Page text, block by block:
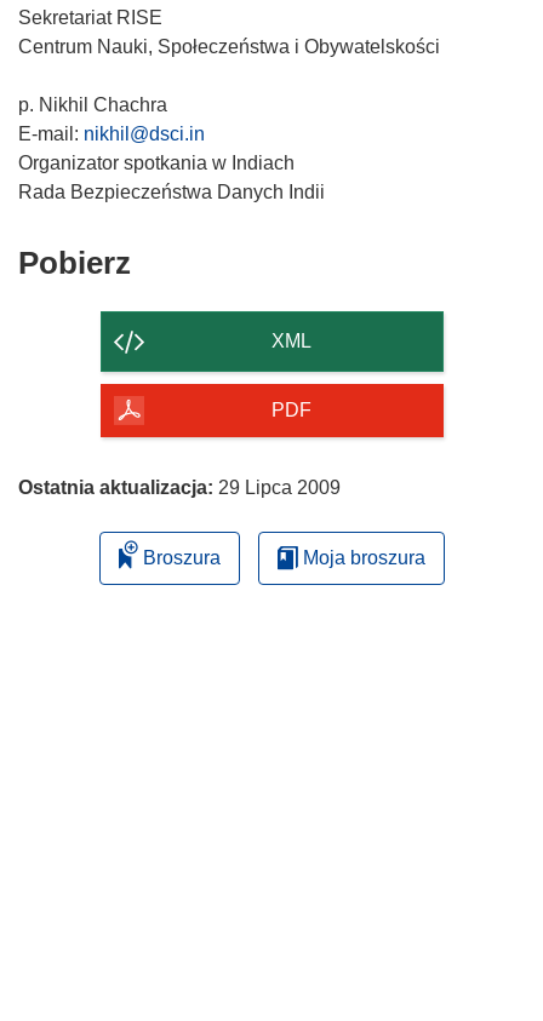
Sekretariat RISE
Centrum Nauki, Społeczeństwa i Obywatelskości
p. Nikhil Chachra
E-mail: nikhil@dsci.in
Organizator spotkania w Indiach
Rada Bezpieczeństwa Danych Indii
Pobierz
strony
XML
PDF
Ostatnia aktualizacja: 29 Lipca 2009
Broszura Moja broszura